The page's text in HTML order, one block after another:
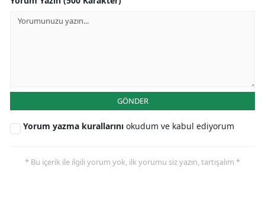
GÖNDER
Yorum yazma kurallarını okudum ve kabul ediyorum
* Bu içerik ile ilgili yorum yok, ilk yorumu siz yazın, tartışalım *